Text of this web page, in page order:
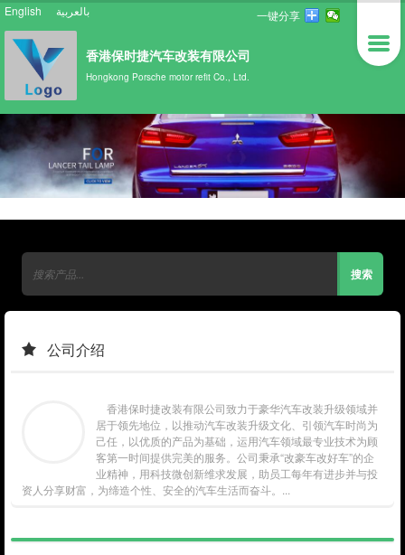
English 一键分享
香港保时捷汽车改装有限公司
Hongkong Porsche motor refit Co., Ltd.
公司介绍
香港保时捷改装有限公司致力于豪华汽车改装升级领域并
居于领先地位，以推动汽车改装升级文化、引领汽车时尚为
己任，以优质的产品为基础，运用汽车领域最专业技术为顾
客第一时间提供完美的服务。公司秉承“改豪车改好车”的企
业精神，用科技微创新维求发展，助员工每年有进步并与投
资人分享财富，为缔造个性、安全的汽车生活而奋斗。...